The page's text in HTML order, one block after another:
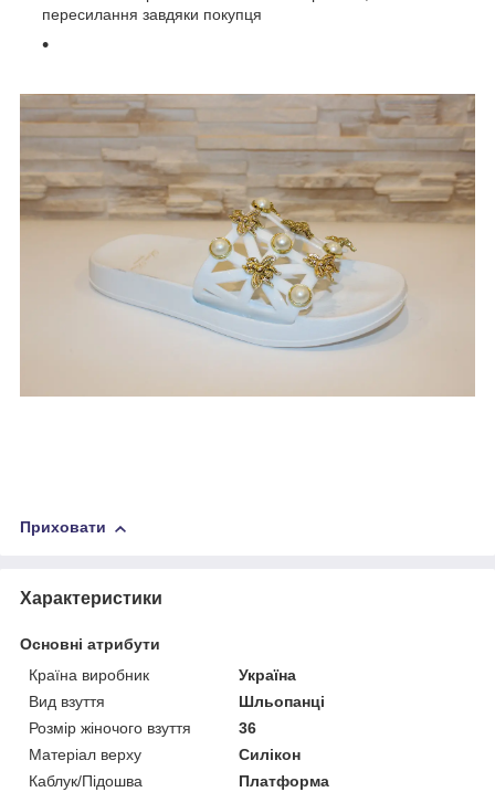
пересилання завдяки покупця
Приховати
Характеристики
Основні атрибути
Країна виробник
Україна
Вид взуття
Шльопанці
Розмір жіночого взуття
36
Матеріал верху
Силікон
Каблук/Підошва
Платформа